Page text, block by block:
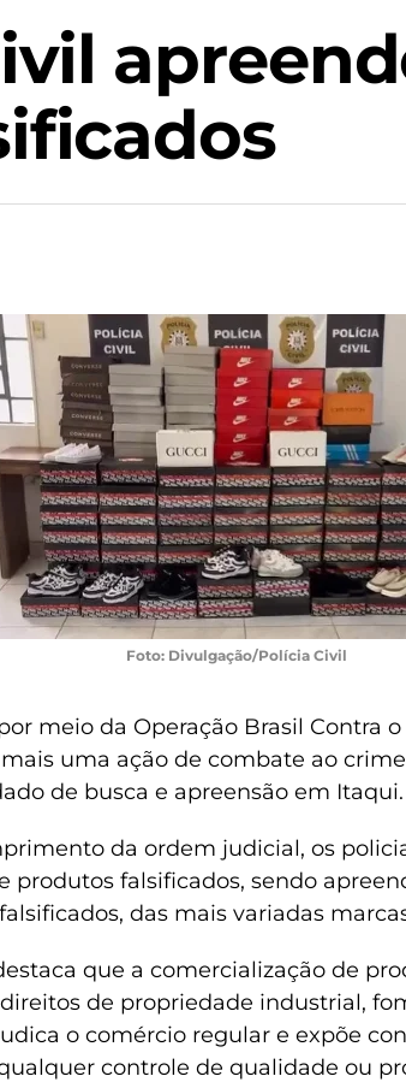
Foto: Divulgação/Polícia Civil
meio da Operação Brasil Contra
uma ação de combate ao
de busca e apreensão em Itaqui.
da ordem judicial, os
produtos falsificados, sendo
das mais variadas
que a comercialização de
de propriedade industrial,
o comércio regular e expõe
controle de qualidade ou